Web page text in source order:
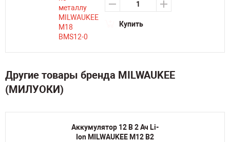
Купить
Другие товары бренда MILWAUKEE
(МИЛУОКИ)
Аккумулятор 12 В 2 Ач Li-
Ion MILWAUKEE M12 B2